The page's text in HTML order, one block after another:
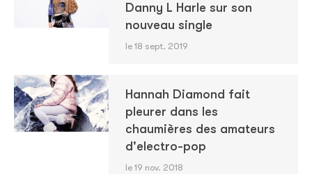
Danny L Harle sur son
nouveau single
le 18 sept. 2019
Hannah Diamond fait
pleurer dans les
chaumières des amateurs
d'electro-pop
le 19 nov. 2018